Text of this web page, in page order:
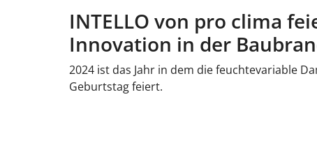
INTELLO von pro clima
Innovation in der
2024 ist das Jahr in dem die feuchtevariable
Geburtstag feiert.